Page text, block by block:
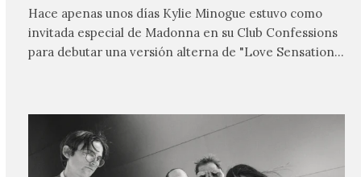
Hace apenas unos días Kylie Minogue estuvo como
invitada especial de Madonna en su Club Confessions
para debutar una versión alterna de "Love Sensation",